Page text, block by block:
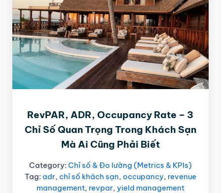
RevPAR, ADR, Occupancy Rate – 3
Chỉ Số Quan Trọng Trong Khách Sạn
Mà Ai Cũng Phải Biết
Category: Chỉ số & Đo lường (Metrics & KPIs)
Tag: adr, chỉ số khách sạn, occupancy, revenue
management, revpar, yield management